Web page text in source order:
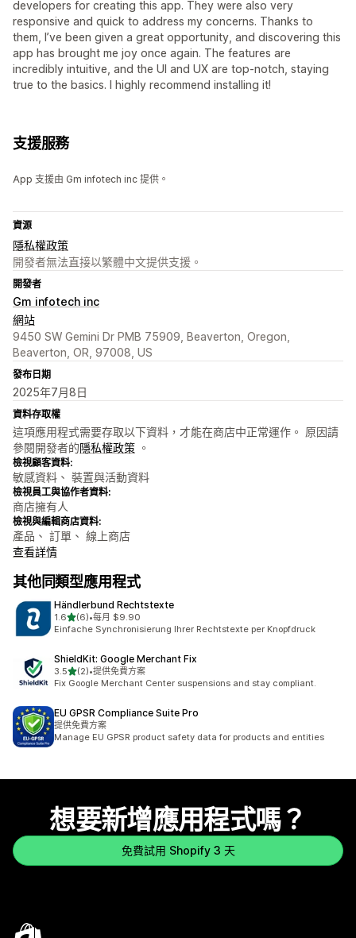
developers for creating this app. They were also very
responsive and quick to address my concerns. Thanks to
them, I’ve been given a great opportunity, and discovering this
app has brought me joy once again. The features are
incredibly intuitive, and the UI and UX are top-notch, staying
true to the basics. I highly recommend installing it!
支援服務
App 支援由 Gm infotech inc 提供。
資源
隱私權政策
開發者無法直接以繁體中文提供支援。
開發者
Gm infotech inc
網站
9450 SW Gemini Dr PMB 75909, Beaverton, Oregon,
Beaverton, OR, 97008, US
發布日期
2025年7月8日
資料存取權
這項應用程式需要存取以下資料，才能在商店中正常運作。 原因請
參閱開發者的隱私權政策 。
檢視顧客資料:
敏感資料、 裝置與活動資料
檢視員工與協作者資料:
商店擁有人
檢視與編輯商店資料:
產品、 訂單、 線上商店
查看詳情
其他同類型應用程式
Händlerbund Rechtstexte
1.6滿分 5 顆星
(6)
共有 6 則評價
•每月 $9.90
Einfache Synchronisierung Ihrer Rechtstexte per Knopfdruck
ShieldKit: Google Merchant Fix
3.5滿分 5 顆星
(2)
共有 2 則評價
•提供免費方案
Fix Google Merchant Center suspensions and stay compliant.
EU GPSR Compliance Suite Pro
提供免費方案
Manage EU GPSR product safety data for products and entities
想要新增應用程式嗎？
免費試用 Shopify 3 天